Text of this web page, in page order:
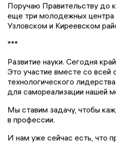
Поручаю Правительству до
еще три молодежных центра
Узловском и Киреевском
***
Развитие науки. Сегодня
Это участие вместе со всей
технологического
для самореализации нашей
Мы ставим задачу, чтобы
в профессии.
И нам уже сейчас есть, что